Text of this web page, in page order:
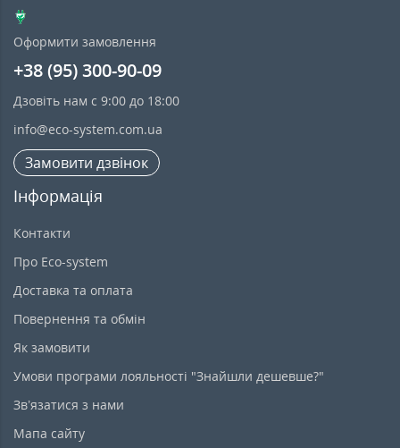
Оформити замовлення
+38 (95) 300-90-09
Дзовіть нам с 9:00 до 18:00
info@eco-system.com.ua
Замовити дзвінок
Інформація
Контакти
Про Eco-system
Доставка та оплата
Повернення та обмін
Як замовити
Умови програми лояльності "Знайшли дешевше?"
Зв’язатися з нами
Мапа сайту